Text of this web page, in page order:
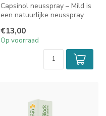
Capsinol neusspray – Mild is
een natuurlijke neusspray
€13,00
Op voorraad